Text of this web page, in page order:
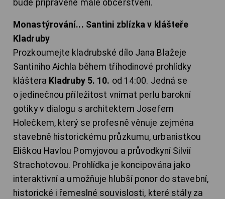
bude připravené malé občerstvení.
Monastýrování... Santini zblízka v klášteře
Kladruby
Prozkoumejte kladrubské dílo Jana Blažeje
Santiniho Aichla během tříhodinové prohlídky
kláštera Kladruby 5. 10. od 14:00. Jedná se
o jedinečnou příležitost vnímat perlu barokní
gotiky v dialogu s architektem Josefem
Holečkem, který se profesně věnuje zejména
stavebně historickému průzkumu, urbanistkou
Eliškou Havlou Pomyjovou a průvodkyní Silvií
Strachotovou. Prohlídka je koncipována jako
interaktivní a umožňuje hlubší ponor do stavební,
historické i řemeslné souvislosti, které stály za